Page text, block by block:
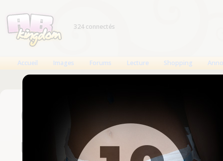
324 connectés
Accueil Images Forums Lecture Shopping
Connexion
Un compte est